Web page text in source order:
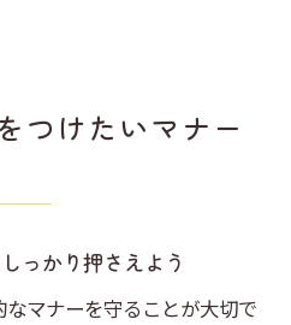
つけたいマナー
っかり押さえよう
マナーを守ることが大切で